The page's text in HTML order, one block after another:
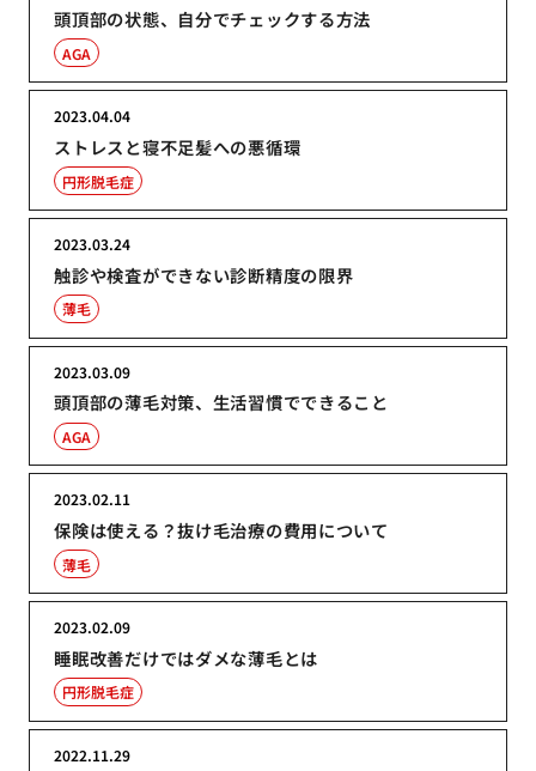
頭頂部の状態、自分でチェックする方法
AGA
ストレスと寝不足髪への悪循環
2023.04.04
円形脱毛症
触診や検査ができない診断精度の限界
2023.03.24
薄毛
頭頂部の薄毛対策、生活習慣でできること
2023.03.09
AGA
保険は使える？抜け毛治療の費用について
2023.02.11
薄毛
睡眠改善だけではダメな薄毛とは
2023.02.09
円形脱毛症
2022.11.29